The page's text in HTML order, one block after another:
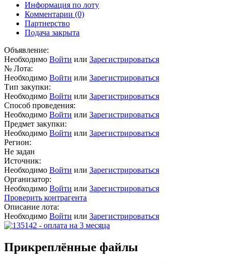
Информация по лоту
Комментарии (0)
Партнерство
Подача закрыта
Объявление:
Необходимо Войти или Зарегистрироваться
№ Лота:
Необходимо Войти или Зарегистрироваться
Тип закупки:
Необходимо Войти или Зарегистрироваться
Способ проведения:
Необходимо Войти или Зарегистрироваться
Предмет закупки:
Необходимо Войти или Зарегистрироваться
Регион:
Не задан
Источник:
Необходимо Войти или Зарегистрироваться
Организатор:
Необходимо Войти или Зарегистрироваться
Проверить контрагента
Описание лота:
Необходимо Войти или Зарегистрироваться
Прикреплённые файлы